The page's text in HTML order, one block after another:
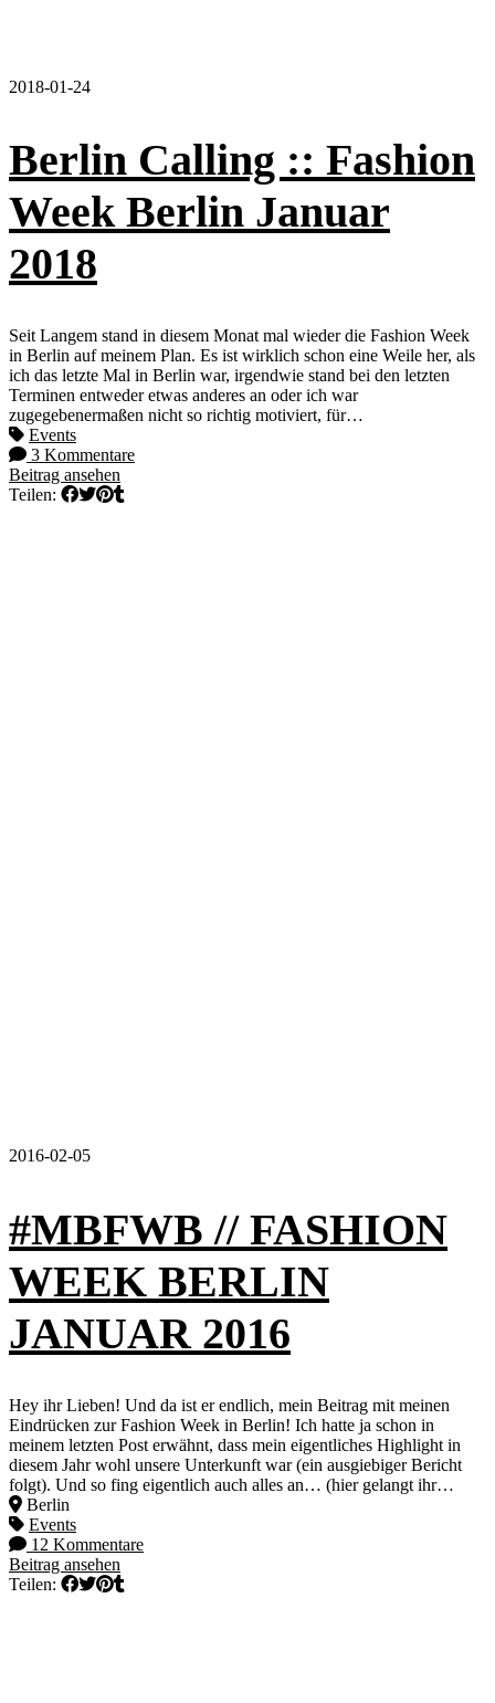
2018-01-24
Berlin Calling :: Fashion
Week Berlin Januar
2018
Seit Langem stand in diesem Monat mal wieder die Fashion Week
in Berlin auf meinem Plan. Es ist wirklich schon eine Weile her, als
ich das letzte Mal in Berlin war, irgendwie stand bei den letzten
Terminen entweder etwas anderes an oder ich war
zugegebenermaßen nicht so richtig motiviert, für…
Events
3 Kommentare
Beitrag ansehen
Teilen:
2016-02-05
#MBFWB // FASHION
WEEK BERLIN
JANUAR 2016
Hey ihr Lieben! Und da ist er endlich, mein Beitrag mit meinen
Eindrücken zur Fashion Week in Berlin! Ich hatte ja schon in
meinem letzten Post erwähnt, dass mein eigentliches Highlight in
diesem Jahr wohl unsere Unterkunft war (ein ausgiebiger Bericht
folgt). Und so fing eigentlich auch alles an… (hier gelangt ihr…
Berlin
Events
12 Kommentare
Beitrag ansehen
Teilen: